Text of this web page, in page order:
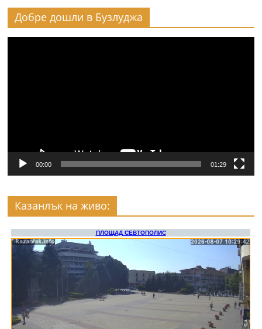
Добре дошли в Бузлуджа
00:00 01:29
Казанлък на живо: